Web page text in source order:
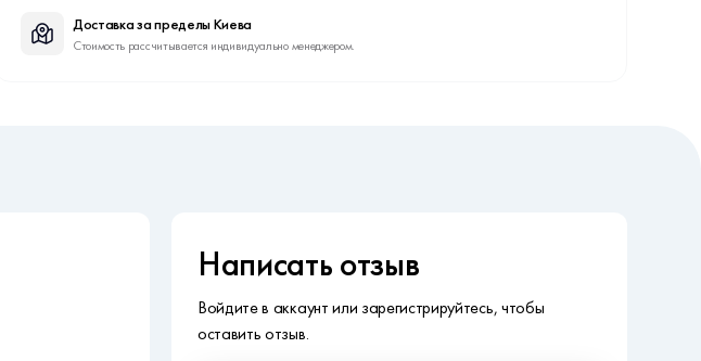
Доставка за пределы Киева
Стоимость рассчитывается индивидуально менеджером.
Написать отзыв
Войдите в аккаунт или зарегистрируйтесь, чтобы
оставить отзыв.